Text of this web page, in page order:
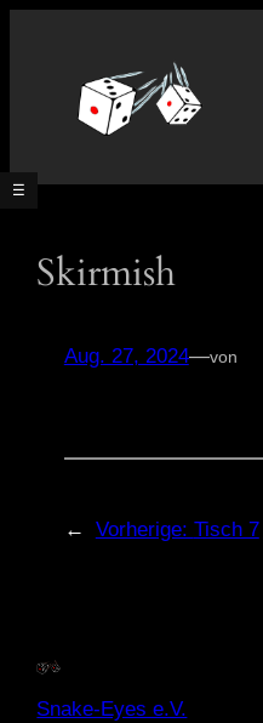
springen
Was
Unsere
[News]
☰
Skirmish
Aug. 27, 2024—von
← Vorherige: Tisch 7
Snake-Eyes e.V.